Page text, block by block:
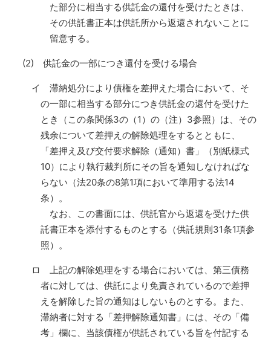
た部分に相当する供託金の還付を受けたときは、
その供託書正本は供託所から返還されないことに
留意する。
(2) 供託金の一部につき還付を受ける場合
イ 滞納処分により債権を差押えた場合において、そ
の一部に相当する部分につき供託金の還付を受けた
とき（この条関係3の（1）の（注）3参照）は、その
残余について差押えの解除処理をするとともに、
「差押え及び交付要求解除（通知）書」（別紙様式
10）により執行裁判所にその旨を通知しなければな
らない（法20条の8第1項において準用する法14
条）。
なお、この書面には、供託官から返還を受けた供
託書正本を添付するものとする（供託規則31条1項参
照）。
ロ 上記の解除処理をする場合においては、第三債務
者に対しては、供託により免責されているので差押
えを解除した旨の通知はしないものとする。また、
滞納者に対する「差押解除通知書」には、その「備
考」欄に、当該債権が供託されている旨を付記する